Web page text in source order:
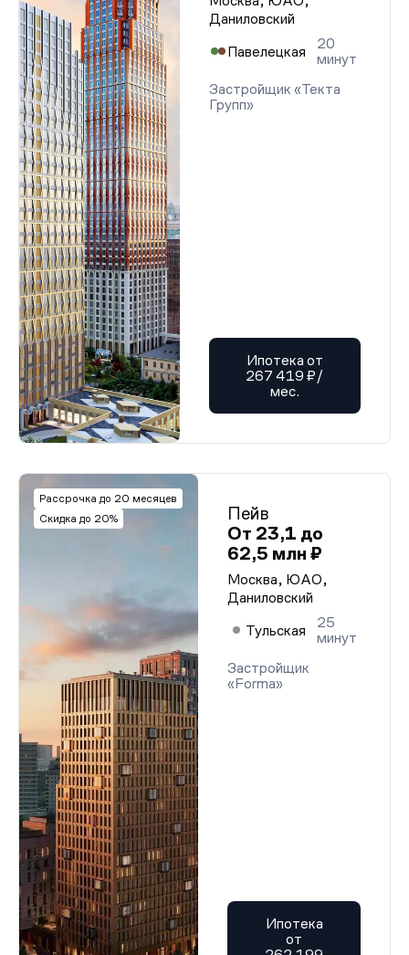
Даниловский
Павелецкая
20
минут
Застройщик «Текта
Групп»
Ипотека от
267 419 ₽/
мес.
Рассрочка до 20 месяцев
Скидка до 20%
Пейв
От 23,1 до
62,5 млн ₽
Москва, ЮАО,
Даниловский
Тульская
25
минут
Застройщик
«Forma»
Ипотека
от